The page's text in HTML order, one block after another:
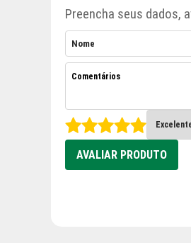
Preencha seus dados,
AVALIAR PRODUTO